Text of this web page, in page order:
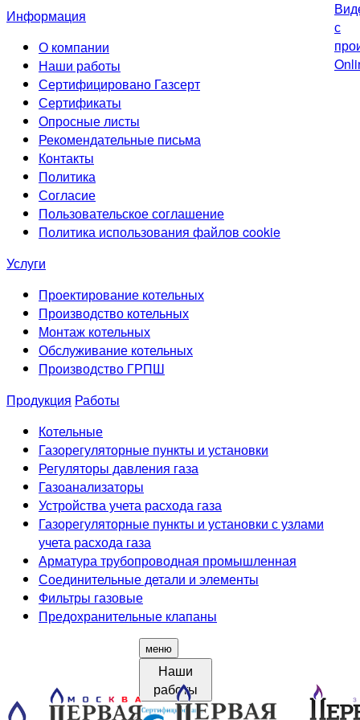
Информация
О компании
Наши работы
Сертифицировано Газсерт
Сертификаты
Опросные листы
Рекомендательные письма
Контакты
Политика
Согласие
Пользовательское соглашение
Политика использования файлов cookie
Услуги
Проектирование котельных
Производство котельных
Монтаж котельных
Обслуживание котельных
Производство ГРПШ
Продукция Работы
Котельные
Газорегуляторные пункты и установки
Регуляторы давления газа
Газоанализаторы
Устройства учета расхода газа
Газорегуляторные пункты и установки с узлами
учета расхода газа
Арматура трубопроводная промышленная
Соединительные детали и элементы
Фильтры газовые
Предохранительные клапаны
меню
Наши
работы